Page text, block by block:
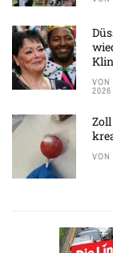
VON
2026
VON